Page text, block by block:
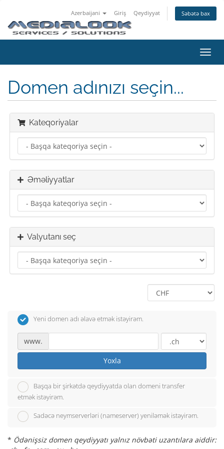
Azerbaijani Giriş Qeydiyyat Səbətə bax
keçid
Domen adınızı seçin...
Kateqoriyalar
Əməliyyatlar
Valyutanı seç
Yeni domen adı əlavə etmək istəyirəm.
www.
Yoxla
Başqa bir şirkətdə qeydiyyatda olan domeni transfer
etmək istəyirəm.
Sadəcə neymserverləri (nameserver) yeniləmək istəyirəm.
* Ödənişsiz domen qeydiyyatı yalnız növbəti uzantılara aiddir: